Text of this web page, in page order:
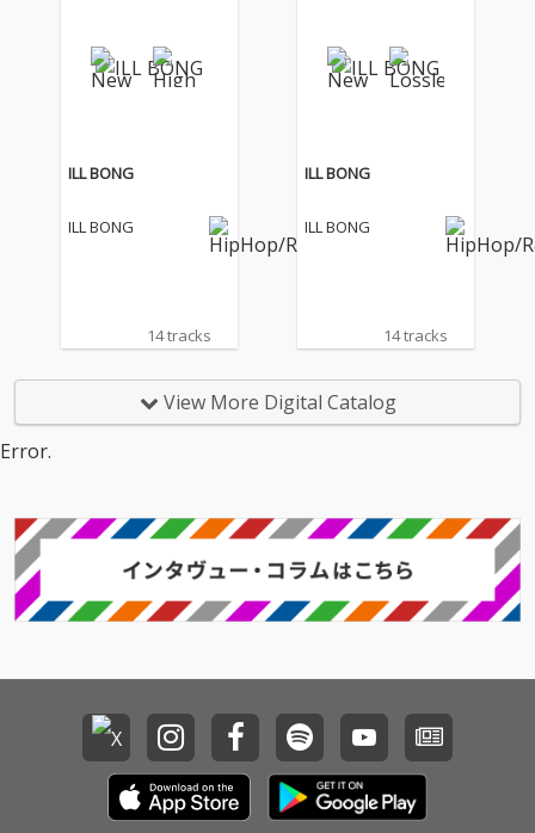
ILL BONG
ILL BONG
14 tracks
ILL BONG
ILL BONG
14 tracks
View More Digital Catalog
Error.